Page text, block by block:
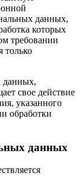
данных,
которых
требовании
только
данных,
свое действие
указанного
обработки
данных